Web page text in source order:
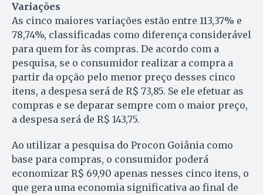
Variações
As cinco maiores variações estão entre 113,37% e
78,74%, classificadas como diferença considerável
para quem for às compras. De acordo com a
pesquisa, se o consumidor realizar a compra a
partir da opção pelo menor preço desses cinco
itens, a despesa será de R$ 73,85. Se ele efetuar as
compras e se deparar sempre com o maior preço,
a despesa será de R$ 143,75.
Ao utilizar a pesquisa do Procon Goiânia como
base para compras, o consumidor poderá
economizar R$ 69,90 apenas nesses cinco itens, o
que gera uma economia significativa ao final de